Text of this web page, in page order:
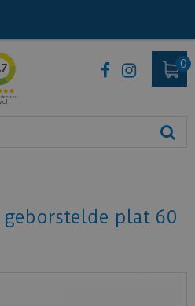
geborstelde plat 60